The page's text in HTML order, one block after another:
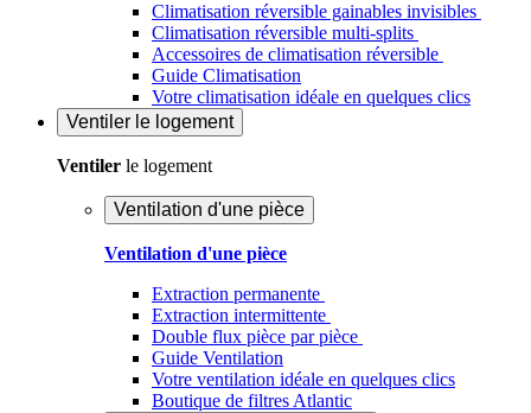
Climatisation réversible gainables invisibles
Climatisation réversible multi-splits
Accessoires de climatisation réversible
Guide Climatisation
Votre climatisation idéale en quelques clics
Ventiler le logement
Ventiler le logement
Ventilation d'une pièce
Ventilation d'une pièce
Extraction permanente
Extraction intermittente
Double flux pièce par pièce
Guide Ventilation
Votre ventilation idéale en quelques clics
Boutique de filtres Atlantic